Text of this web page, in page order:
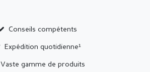
Conseils compétents
Expédition quotidienne¹
Vaste gamme de produits